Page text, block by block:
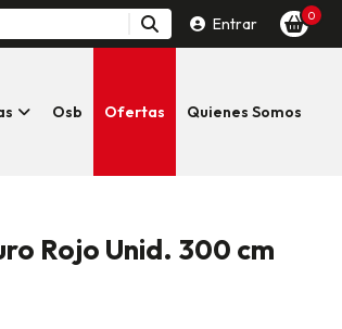
Entrar 0
Osb Ofertas Quienes Somos
Rojo Unid. 300 cm